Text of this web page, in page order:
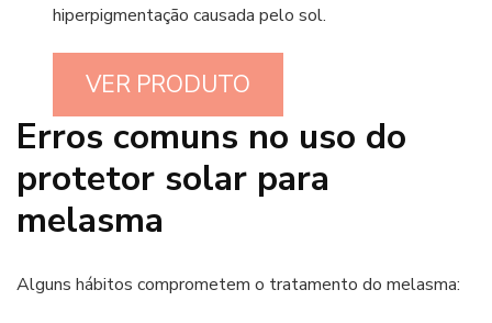
hiperpigmentação causada pelo sol.
VER PRODUTO
Erros comuns no uso do
protetor solar para
melasma
Alguns hábitos comprometem o tratamento do melasma: